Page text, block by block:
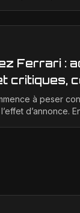
Ferrari :
critiques,
pour
à peser
d’annonce.